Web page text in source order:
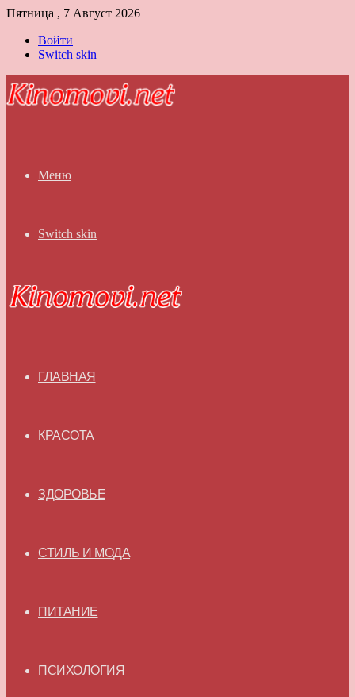
Пятница , 7 Август 2026
Войти
Switch skin
Меню
Switch skin
ГЛАВНАЯ
КРАСОТА
ЗДОРОВЬЕ
СТИЛЬ И МОДА
ПИТАНИЕ
ПСИХОЛОГИЯ